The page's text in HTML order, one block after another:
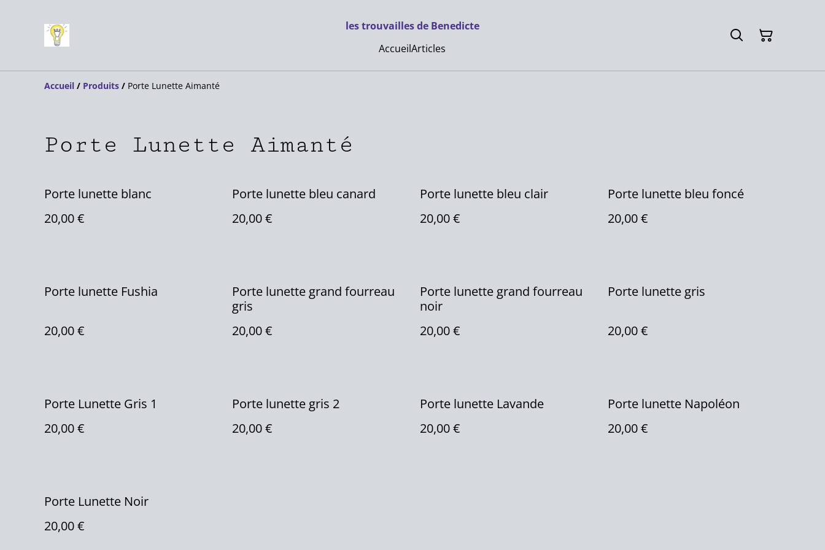
les trouvailles de Benedicte
AccueilArticles
Accueil / Produits / Porte Lunette Aimanté
Porte Lunette Aimanté
Porte lunette blanc
20,00 €
Porte lunette bleu canard
20,00 €
Porte lunette bleu clair
20,00 €
Porte lunette bleu foncé
20,00 €
Porte lunette Fushia
20,00 €
Porte lunette grand fourreau
gris
20,00 €
Porte lunette grand fourreau
noir
20,00 €
Porte lunette gris
20,00 €
Porte Lunette Gris 1
20,00 €
Porte lunette gris 2
20,00 €
Porte lunette Lavande
20,00 €
Porte lunette Napoléon
20,00 €
Porte Lunette Noir
20,00 €